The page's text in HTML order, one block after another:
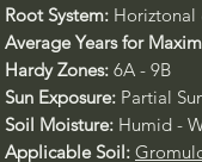
Root System: Horiztonal
Average Years for
Hardy Zones: 6A - 9B
Sun Exposure: Partial
Soil Moisture: Humid -
Applicable Soil: